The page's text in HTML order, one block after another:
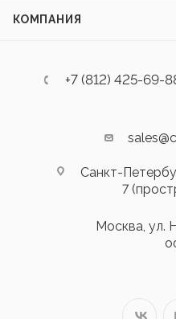
КОМПАНИЯ
+7 (812) 425-69-
Санкт-
7
Москва, ул.